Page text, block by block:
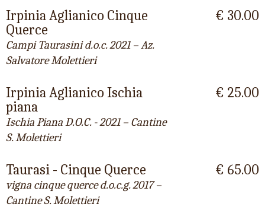
Irpinia Aglianico Cinque
Querce
Campi Taurasini d.o.c. 2021 – Az.
Salvatore Molettieri
€ 30.00
Irpinia Aglianico Ischia
piana
Ischia Piana D.O.C. - 2021 – Cantine
S. Molettieri
€ 25.00
Taurasi - Cinque Querce
vigna cinque querce d.o.c.g. 2017 –
Cantine S. Molettieri
€ 65.00